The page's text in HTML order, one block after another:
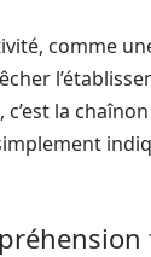
comme
la